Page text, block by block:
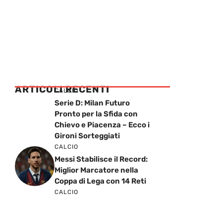
ARTICOLI RECENTI
CALCIO
Serie D: Milan Futuro
Pronto per la Sfida con
Chievo e Piacenza – Ecco i
Gironi Sorteggiati
CALCIO
Messi Stabilisce il Record:
Miglior Marcatore nella
Coppa di Lega con 14 Reti
CALCIO